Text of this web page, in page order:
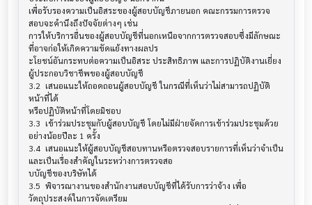
เพื่อรับรองความเป็นอิสระของผู้สอบบัญชีภายนอก คณะกรรมการตรวจ
สอบจะคำนึงถึงปัจจัยต่างๆ เช่น
การให้บริการอื่นของผู้สอบบัญชีที่นอกเหนือจากการตรวจสอบซึ่งมีลักษณะ
ที่อาจก่อให้เกิดความขัดแย้งทางผลปร
ะโยชน์อันกระทบต่อความเป็นอิสระ ประสิทธิภาพ และการปฏิบัติงานเยี่ยง
ผู้ประกอบวิชาชีพของผู้สอบบัญชี
3.2	เสนอแนะให้ถอดถอนผู้สอบบัญชี ในกรณีที่เห็นว่าไม่สามารถปฏิบัติ
หน้าที่ได้
หรือปฏิบัติหน้าที่โดยมิชอบ
3.3	เข้าร่วมประชุมกับผู้สอบบัญชี โดยไม่มีฝ่ายจัดการเข้าร่วมประชุมด้วย
อย่างน้อยปีละ 1 ครั้ง
3.4	เสนอแนะให้ผู้สอบบัญชีสอบทานหรือตรวจสอบรายการที่เห็นว่าจำเป็น
และเป็นเรื่องสำคัญในระหว่างการตรวจสอ
บบัญชีของบริษัทได้
3.5	พิจารณางานของสำนักงานสอบบัญชีที่ได้รับการว่าจ้าง เพื่อ
วัตถุประสงค์ในการจัดเตรียม